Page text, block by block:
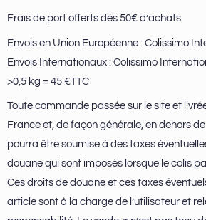
Frais de port offerts dès 50€ d’achats
Envois en Union Européenne : Colissimo
Envois Internationaux : Colissimo
>0,5 kg = 45 €TTC
Toute commande passée sur le site et
France et, de façon générale, en dehors
pourra être soumise à des taxes
douane qui sont imposés lorsque le colis
Ces droits de douane et ces taxes
article sont à la charge de l’utilisateur et